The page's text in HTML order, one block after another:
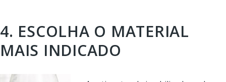
4. ESCOLHA O MATERIAL
MAIS INDICADO